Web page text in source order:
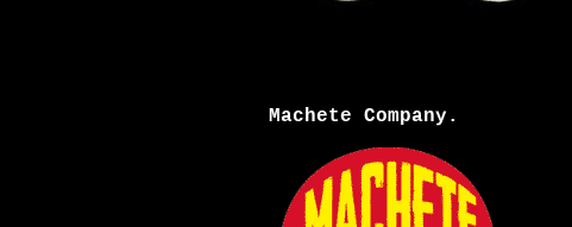
Machete Company.